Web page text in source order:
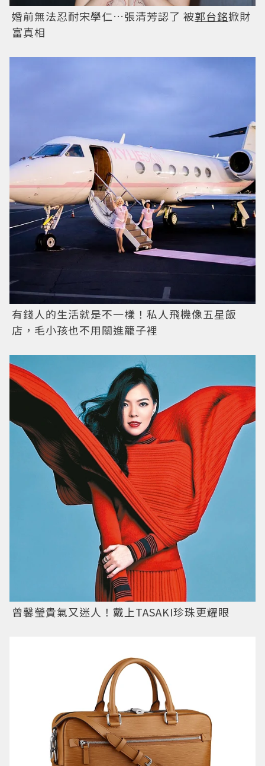
婚前無法忍耐宋學仁…張清芳認了 被郭台銘掀財
富真相
有錢人的生活就是不一樣！私人飛機像五星飯
店，毛小孩也不用關進籠子裡
曾馨瑩貴氣又迷人！戴上TASAKI珍珠更耀眼